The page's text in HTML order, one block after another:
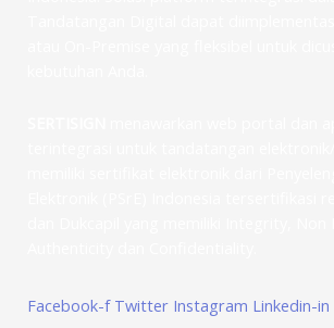
Facebook-f Twitter Instagram Linkedin-in